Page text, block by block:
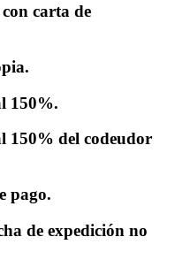
carta de
150%.
150% del codeudor
pago.
de expedición no